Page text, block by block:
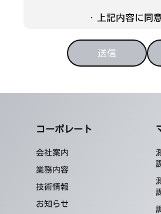
社における個人情報の
いて」に記載する利用
内で利用いたします。
全管理措置を講じます
先（再委託先等を含み
対して、必要かつ適切
います。個人データの安
置に関しては、別途「
建設コンサルタント個人
個人情報取扱規程」に
上記内容に同
コーポレート
会社案内
業務内容
技術情報
お知らせ